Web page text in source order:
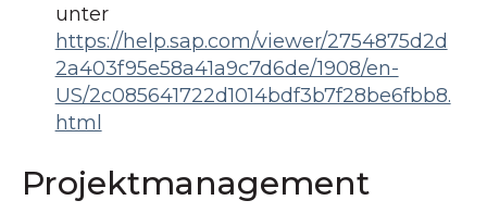
unter
https://help.sap.com/viewer/2754875d2d
2a403f95e58a41a9c7d6de/1908/en-
US/2c085641722d1014bdf3b7f28be6fbb8.
html
Projektmanagement